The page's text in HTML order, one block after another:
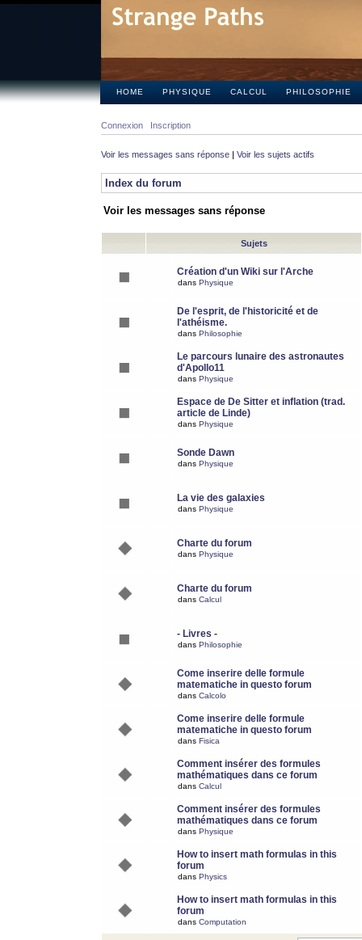
HOME PHYSIQUE CALCUL PHILOSOPHIE
Connexion Inscription
Voir les messages sans réponse | Voir les sujets actifs
Index du forum
Voir les messages sans réponse
Sujets
Création d'un Wiki sur l'Arche
dans Physique
De l'esprit, de l'historicité et de
l'athéisme.
dans Philosophie
Le parcours lunaire des astronautes
d'Apollo11
dans Physique
Espace de De Sitter et inflation (trad.
article de Linde)
dans Physique
Sonde Dawn
dans Physique
La vie des galaxies
dans Physique
Charte du forum
dans Physique
Charte du forum
dans Calcul
- Livres -
dans Philosophie
Come inserire delle formule
matematiche in questo forum
dans Calcolo
Come inserire delle formule
matematiche in questo forum
dans Fisica
Comment insérer des formules
mathématiques dans ce forum
dans Calcul
Comment insérer des formules
mathématiques dans ce forum
dans Physique
How to insert math formulas in this
forum
dans Physics
How to insert math formulas in this
forum
dans Computation